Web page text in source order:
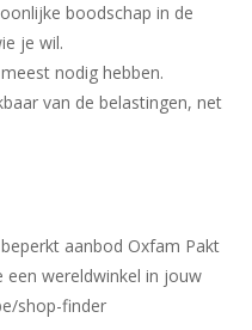
boodschap in de
je wil.
nodig hebben.
van de belastingen, net
aanbod Oxfam Pakt
een wereldwinkel in jouw
shop-finder